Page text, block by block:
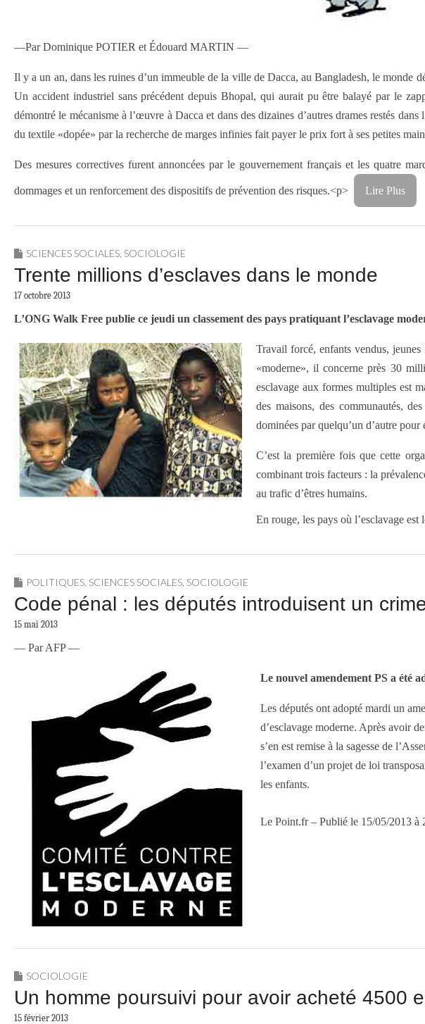
—Par Dominique POTIER et Édouard MARTIN —
Il y a un an, dans les ruines d’un immeuble de la ville de Dacca, au Bangladesh, le monde
Un accident industriel sans précédent depuis Bhopal, qui aurait pu être balayé par le
démontré le mécanisme à l’œuvre à Dacca et dans des dizaines d’autres drames restés
du textile «dopée» par la recherche de marges infinies fait payer le prix fort à ses petites
Des mesures correctives furent annoncées par le gouvernement français et les quatre
dommages et un renforcement des dispositifs de prévention des risques.<p> Lire Plus
SCIENCES SOCIALES SOCIOLOGIE
Trente millions d’esclaves dans le monde
17 octobre 2013
L’ONG Walk Free publie ce jeudi un classement des pays pratiquant l’esclavage
Travail forcé, enfants vendus,
«moderne», il concerne près 30
esclavage aux formes multiples est
des maisons, des communautés,
dominées par quelqu’un d’autre
C’est la première fois que cette
combinant trois facteurs : la
au trafic d’êtres humains.
En rouge, les pays où l’esclavage est
POLITIQUES SCIENCES SOCIALES SOCIOLOGIE
Code pénal : les députés introduisent un
15 mai 2013
— Par AFP —
Le nouvel amendement PS a été
Les députés ont adopté mardi un
d’esclavage moderne. Après avoir
s’en est remise à la sagesse de
l’examen d’un projet de loi
les enfants.
Le Point.fr – Publié le 15/05/2013 à
SOCIOLOGIE
Un homme poursuivi pour avoir acheté 4500
15 février 2013